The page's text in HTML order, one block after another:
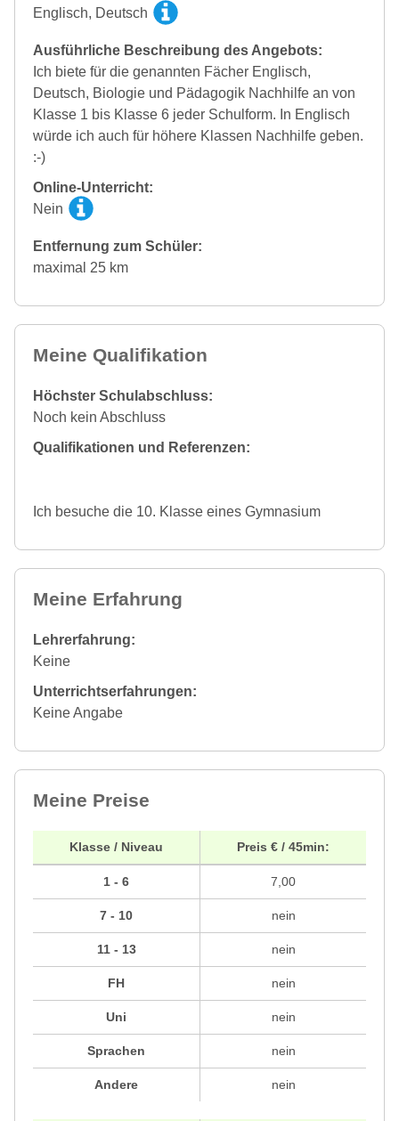
Englisch, Deutsch
Ausführliche Beschreibung des Angebots:
Ich biete für die genannten Fächer Englisch,
Deutsch, Biologie und Pädagogik Nachhilfe an von
Klasse 1 bis Klasse 6 jeder Schulform. In Englisch
würde ich auch für höhere Klassen Nachhilfe geben.
:-)
Online-Unterricht:
Nein
Entfernung zum Schüler:
maximal 25 km
Meine Qualifikation
Höchster Schulabschluss:
Noch kein Abschluss
Qualifikationen und Referenzen:
Ich besuche die 10. Klasse eines Gymnasium
Meine Erfahrung
Lehrerfahrung:
Keine
Unterrichtserfahrungen:
Keine Angabe
Meine Preise
Klasse / Niveau
1 - 6
7 - 10
11 - 13
FH
Uni
Sprachen
Andere
Preis € / 45min:
7,00
nein
nein
nein
nein
nein
nein